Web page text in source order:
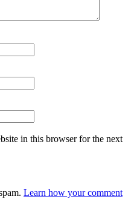
in this browser for the next
Learn how your comment